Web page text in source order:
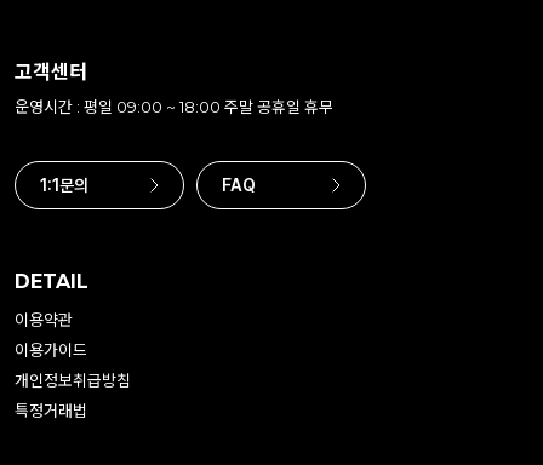
고객센터
운영시간 : 평일 09:00 ~ 18:00 주말 공휴일 휴무
1:1문의 FAQ
DETAIL
이용약관
이용가이드
개인정보취급방침
특정거래법